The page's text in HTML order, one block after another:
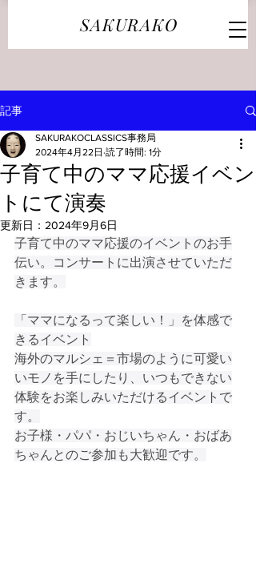
SAKURAKO
記事
子育て中のママ応援イベン
トにて演奏
SAKURAKOCLASSICS事務局
2024年4月22日 読了時間: 1分
更新日： 2024年9月6日
子育て中のママ応援のイベントのお手
伝い。コンサートに出演させていただ
きます。
「ママになるって楽しい！」を体感で
きるイベント
海外のマルシェ＝市場のように可愛い
いモノを手にしたり、いつもできない
体験をお楽しみいただけるイベントで
す。
お子様・パパ・おじいちゃん・おばあ
ちゃんとのご参加も大歓迎です。